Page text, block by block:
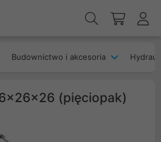
Budownictwo i akcesoria
(pięciopak)